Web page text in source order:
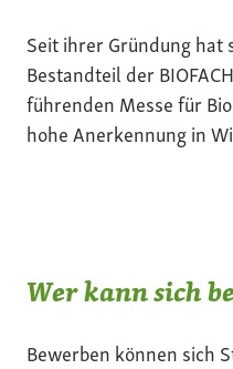
Seit ihrer Gründung hat
Bestandteil der
führenden Messe für
hohe Anerkennung in
Wer kann sich
Bewerben können sich